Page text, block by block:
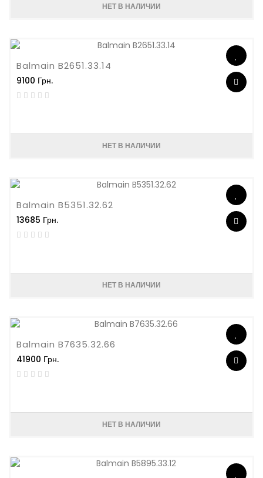
НЕТ В НАЛИЧИИ
Balmain B2651.33.14
9100 Грн.
НЕТ В НАЛИЧИИ
Balmain B5351.32.62
13685 Грн.
НЕТ В НАЛИЧИИ
Balmain B7635.32.66
41900 Грн.
НЕТ В НАЛИЧИИ